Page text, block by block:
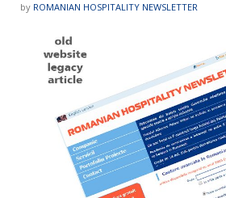
by ROMANIAN HOSPITALITY NEWSLETTER